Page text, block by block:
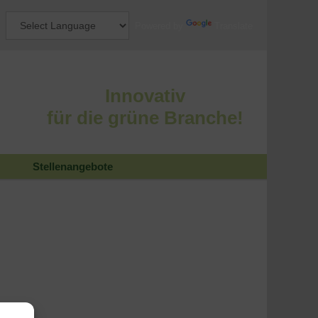
Innovativ
für die grüne Branche!
Stellenangebote